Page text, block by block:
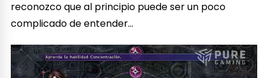
reconozco que al principio puede ser un poco
complicado de entender…